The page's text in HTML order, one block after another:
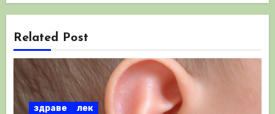
Related Post
здраве лек